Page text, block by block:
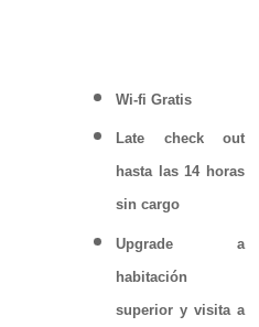
Wi-fi Gratis
Late check out
hasta las 14 horas
sin cargo
Upgrade a
habitación
superior y visita a